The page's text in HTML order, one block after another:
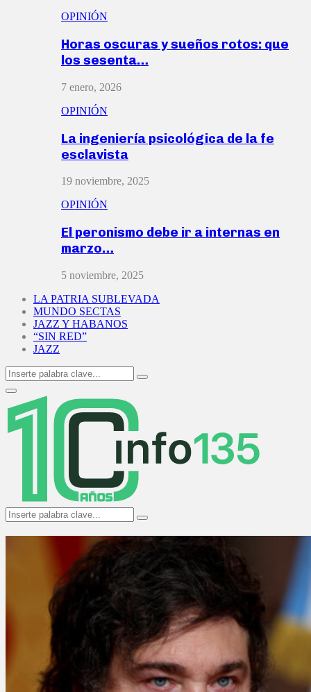
OPINIÓN
Horas oscuras y sueños rotos: que
los sesenta…
7 enero, 2026
OPINIÓN
La ingeniería psicológica de la fe
esclavista
19 noviembre, 2025
OPINIÓN
El peronismo debe ir a internas en
marzo…
5 noviembre, 2025
LA PATRIA SUBLEVADA
MUNDO SECTAS
JAZZ Y HABANOS
“SIN RED”
JAZZ
Search
for:
Search
Primary
Menu
Search
for:
Search